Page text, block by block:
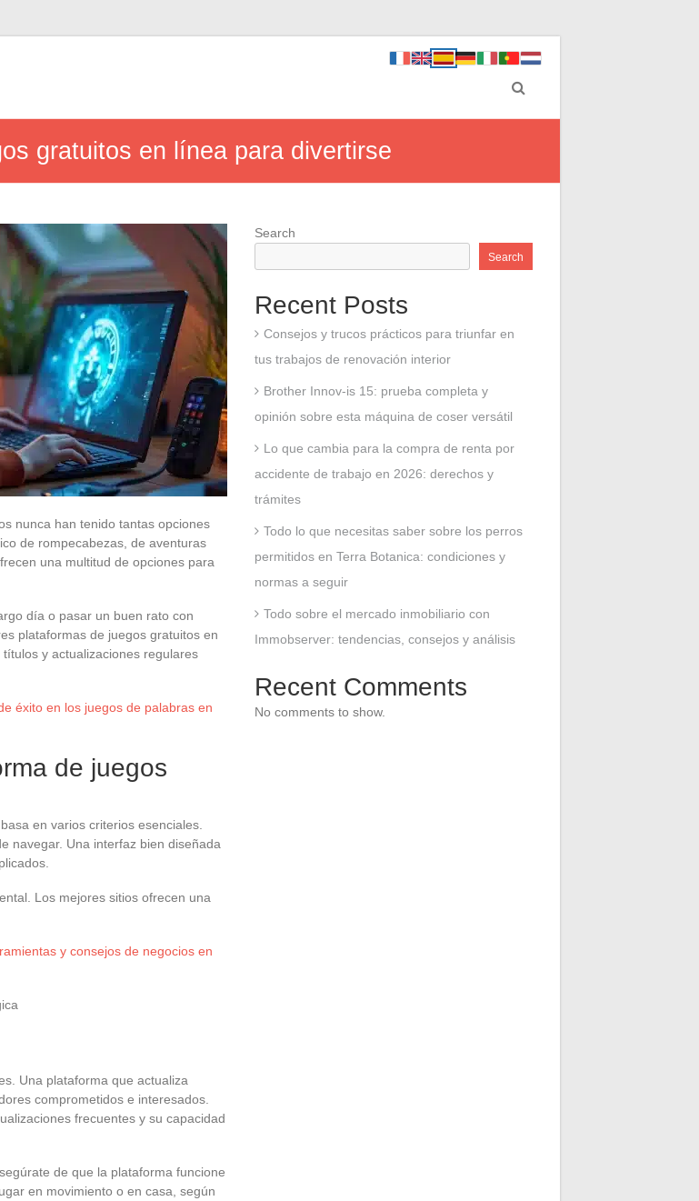
gratuitos en línea para divertirse
nunca han tenido tantas opciones
de rompecabezas, de aventuras
una multitud de opciones para
día o pasar un buen rato con
plataformas de juegos gratuitos en
y actualizaciones regulares
éxito en los juegos de palabras en
de juegos
en varios criterios esenciales.
navegar. Una interfaz bien diseñada
Los mejores sitios ofrecen una
y consejos de negocios en
Una plataforma que actualiza
comprometidos e interesados.
frecuentes y su capacidad
de que la plataforma funcione
en movimiento o en casa, según
Search
Search
Recent Posts
Consejos y trucos prácticos para triunfar en
tus trabajos de renovación interior
Brother Innov-is 15: prueba completa y
opinión sobre esta máquina de coser versátil
Lo que cambia para la compra de renta por
accidente de trabajo en 2026: derechos y
trámites
Todo lo que necesitas saber sobre los perros
permitidos en Terra Botanica: condiciones y
normas a seguir
Todo sobre el mercado inmobiliario con
Immobserver: tendencias, consejos y análisis
Recent Comments
No comments to show.